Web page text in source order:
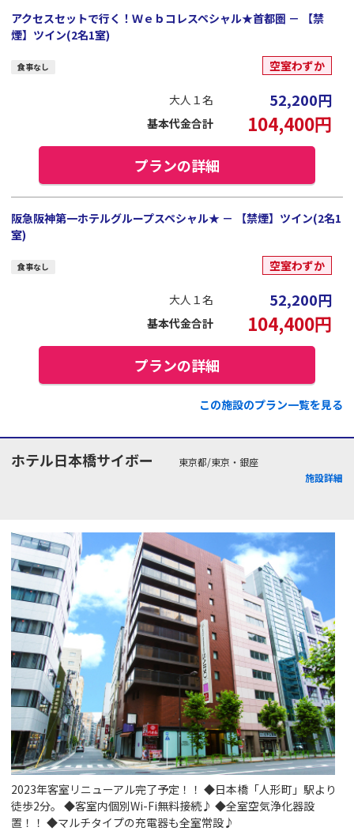
アクセスセットで行く！Ｗｅｂコレスペシャル★首都圏 － 【禁
煙】ツイン(2名1室)
食事なし 空室わずか
大人１名 52,200円
基本代金合計 104,400円
プランの詳細
阪急阪神第一ホテルグループスペシャル★ － 【禁煙】ツイン(2名1
室)
食事なし 空室わずか
大人１名 52,200円
基本代金合計 104,400円
プランの詳細
この施設のプラン一覧を見る
ホテル日本橋サイボー
東京都/東京・銀座
施設詳細
2023年客室リニューアル完了予定！！ ◆日本橋「人形町」駅より
徒歩2分。 ◆客室内個別Wi-Fi無料接続♪ ◆全室空気浄化器設
置！！ ◆マルチタイプの充電器も全室常設♪